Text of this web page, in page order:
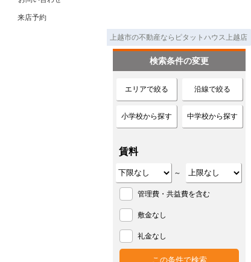
来店予約
上越市の不動産ならピタットハウス上越店
検索条件の変更
エリアで絞る 沿線で絞る
小学校から探す 中学校から探す
賃料
～
管理費・共益費を含む
敷金なし
礼金なし